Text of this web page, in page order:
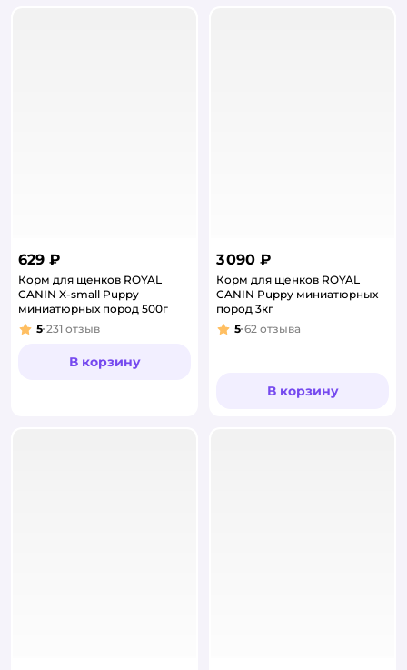
629 ₽
Корм для щенков ROYAL
CANIN X-small Puppy
миниатюрных пород 500г
Рейтинг:
5 231 отзыв
В корзину
3 090 ₽
Корм для щенков ROYAL
CANIN Puppy миниатюрных
пород 3кг
Рейтинг:
5 62 отзыва
В корзину